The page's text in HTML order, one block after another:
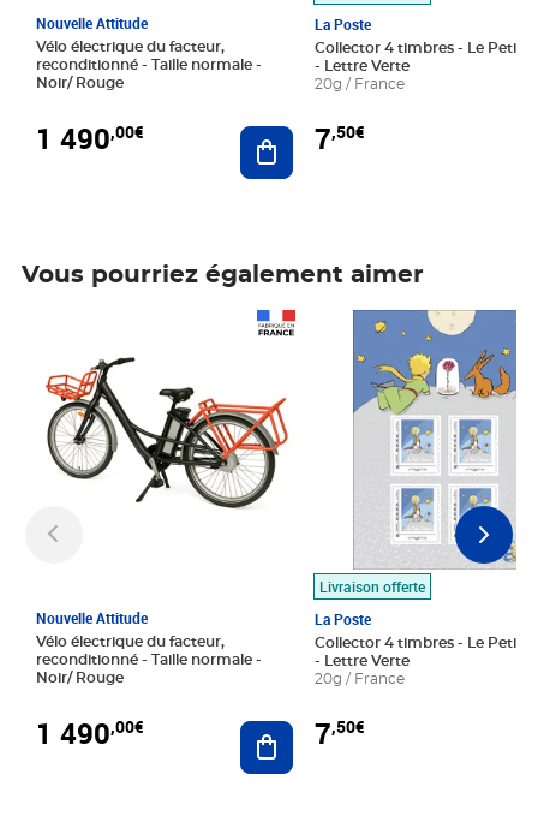
Nouvelle Attitude
Vélo électrique du facteur,
reconditionné - Taille normale -
Noir/ Rouge
1 490,00€ Ajouter au panier
La Poste
Collector 4 timbres - Le Petit
- Lettre Verte
20g / France
7,50€
Vous pourriez également aimer
Nouvelle Attitude
Vélo électrique du facteur,
reconditionné - Taille normale -
Noir/ Rouge
1 490,00€ Ajouter au panier
Livraison offerte
La Poste
Collector 4 timbres - Le Petit
- Lettre Verte
20g / France
7,50€
Prix 7,50€